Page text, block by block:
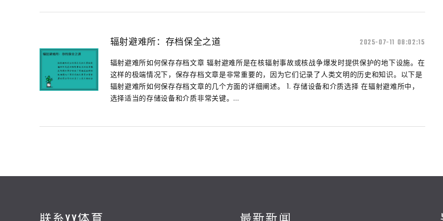
辐射避难所：存档保全之道 2025-07-11 08:02:15
辐射避难所如何保存存档文章 辐射避难所是在核辐射事故或核战争爆发时提供保护的地下设施。在
这样的极端情况下，保存存档文章是非常重要的，因为它们记录了人类文明的历史和知识。以下是
辐射避难所如何保存存档文章的几个方面的详细阐述。 1. 存储设备和介质选择 在辐射避难所中，
选择适当的存储设备和介质非常关键。...